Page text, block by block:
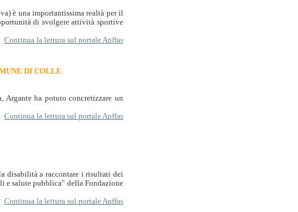
è una importantissima realtà per il
di svolgere attività sportive
Continua la lettura sul portale Anffas
DI COLLE
Argante ha potuto concretizzare un
Continua la lettura sul portale Anffas
disabilità a raccontare i risultati dei
e salute pubblica" della Fondazione
Continua la lettura sul portale Anffas